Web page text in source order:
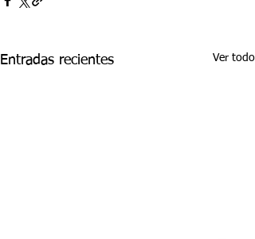
Entradas recientes Ver todo